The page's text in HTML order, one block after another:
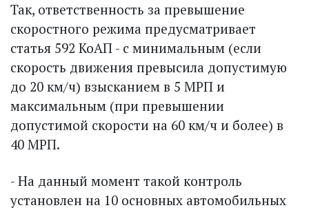
Так, ответственность за превышение
скоростного режима предусматривает
статья 592 КоАП - с минимальным (если
скорость движения превысила допустимую
до 20 км/ч) взысканием в 5 МРП и
максимальным (при превышении
допустимой скорости на 60 км/ч и более) в
40 МРП.
- На данный момент такой контроль
установлен на 10 основных автомобильных